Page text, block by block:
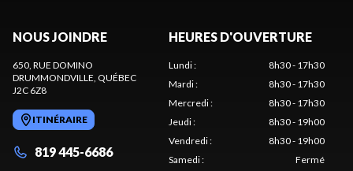
NOUS JOINDRE
650, RUE DOMINO
DRUMMONDVILLE, QUÉBEC
J2C 6Z8
ITINÉRAIRE
819 445-6686
HEURES D'OUVERTURE
Lundi:
8h30 - 17h30
Mardi:
8h30 - 17h30
Mercredi:
8h30 - 17h30
Jeudi:
8h30 - 19h00
Vendredi:
8h30 - 19h00
Samedi: Fermé